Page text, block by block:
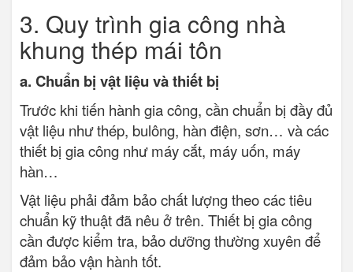
3. Quy trình gia công nhà
khung thép mái tôn
a. Chuẩn bị vật liệu và thiết bị
Trước khi tiến hành gia công, cần chuẩn bị đầy đủ
vật liệu như thép, bulông, hàn điện, sơn… và các
thiết bị gia công như máy cắt, máy uốn, máy
hàn…
Vật liệu phải đảm bảo chất lượng theo các tiêu
chuẩn kỹ thuật đã nêu ở trên. Thiết bị gia công
cần được kiểm tra, bảo dưỡng thường xuyên để
đảm bảo vận hành tốt.